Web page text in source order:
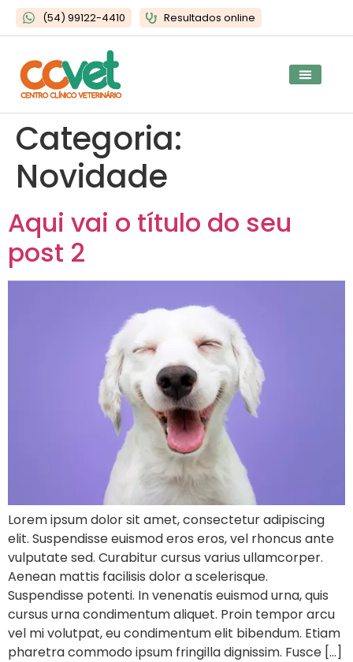
(54) 99122-4410 Resultados online
Categoria:
Novidade
Aqui vai o título do seu
post 2
Lorem ipsum dolor sit amet, consectetur adipiscing
elit. Suspendisse euismod eros eros, vel rhoncus ante
vulputate sed. Curabitur cursus varius ullamcorper.
Aenean mattis facilisis dolor a scelerisque.
Suspendisse potenti. In venenatis euismod urna, quis
cursus urna condimentum aliquet. Proin tempor arcu
vel mi volutpat, eu condimentum elit bibendum. Etiam
pharetra commodo ipsum fringilla dignissim. Fusce […]